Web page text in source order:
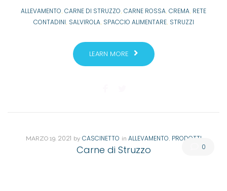
ALLEVAMENTO, CARNE DI STRUZZO, CARNE ROSSA, CREMA, RETE
CONTADINI, SALVIROLA, SPACCIO ALIMENTARE, STRUZZI
LEARN MORE
0
MARZO19. 2021 by CASCINETTO in ALLEVAMENTO, PRODOTTI
Carne di Struzzo